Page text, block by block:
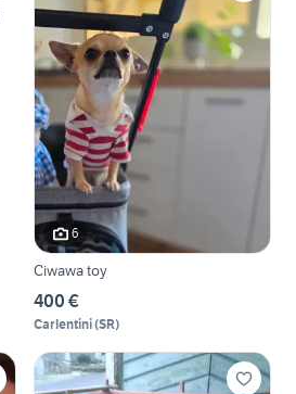
6
Ciwawa toy
400 €
Carlentini(SR)